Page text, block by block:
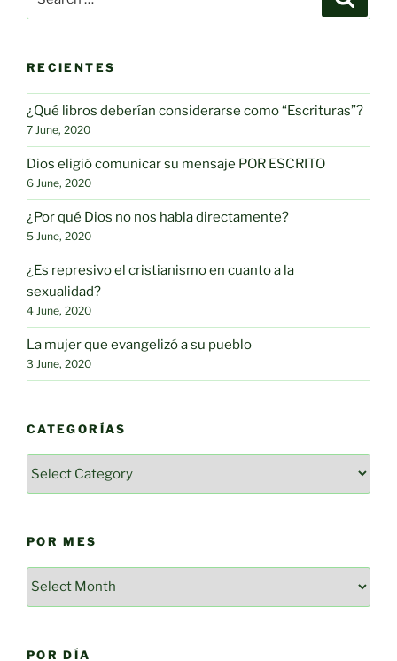
for:
RECIENTES
¿Qué libros deberían considerarse como “Escrituras”?
7 June, 2020
Dios eligió comunicar su mensaje POR ESCRITO
6 June, 2020
¿Por qué Dios no nos habla directamente?
5 June, 2020
¿Es represivo el cristianismo en cuanto a la
sexualidad?
4 June, 2020
La mujer que evangelizó a su pueblo
3 June, 2020
CATEGORÍAS
POR MES
Por
POR DÍA